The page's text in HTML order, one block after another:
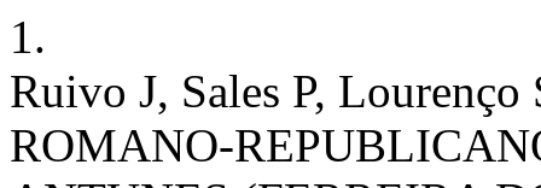
1.
Ruivo J, Sales P,
ROMANO-